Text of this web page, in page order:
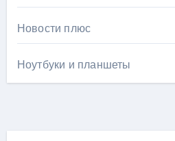
Новости плюс
Ноутбуки и планшеты